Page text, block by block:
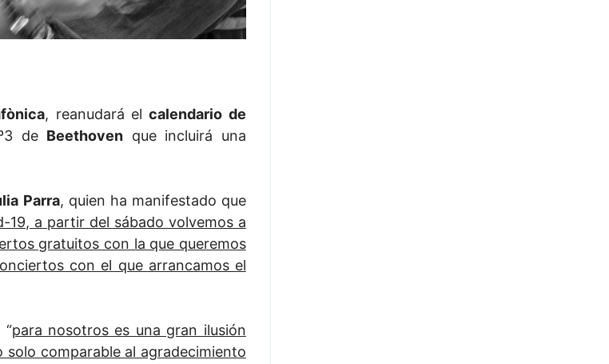
, reanudará el calendario de
de Beethoven que incluirá una
Parra, quien ha manifestado que
19, a partir del sábado volvemos a
gratuitos con la que queremos
con el que arrancamos el
“para nosotros es una gran ilusión
comparable al agradecimiento